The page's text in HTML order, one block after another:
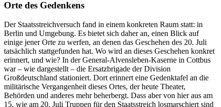
Bundesarchiv, Bild 146-1969-071A-03
Die Heranführung von Reserven, die sich erst nach Tagen
auswirken können, belegt, dass das Heer sich auch auf eine länger
dauernde Auseinandersetzung im Innern, auf einen regulären
Bürgerkrieg wie nach Kriegsende 1918 einstellte. Die
Nationalkonservativen sahen dabei jetzt – so wie 1932 – sowohl die
Nationalsozialisten als auch die Nationalkommunisten, etwa das von
Kriegsgefangeneninsowjetischen Lagern gegründete
Nationalkomitee „Freies Deutschland“ als potenzielle Gegner
Mythos Major Remer